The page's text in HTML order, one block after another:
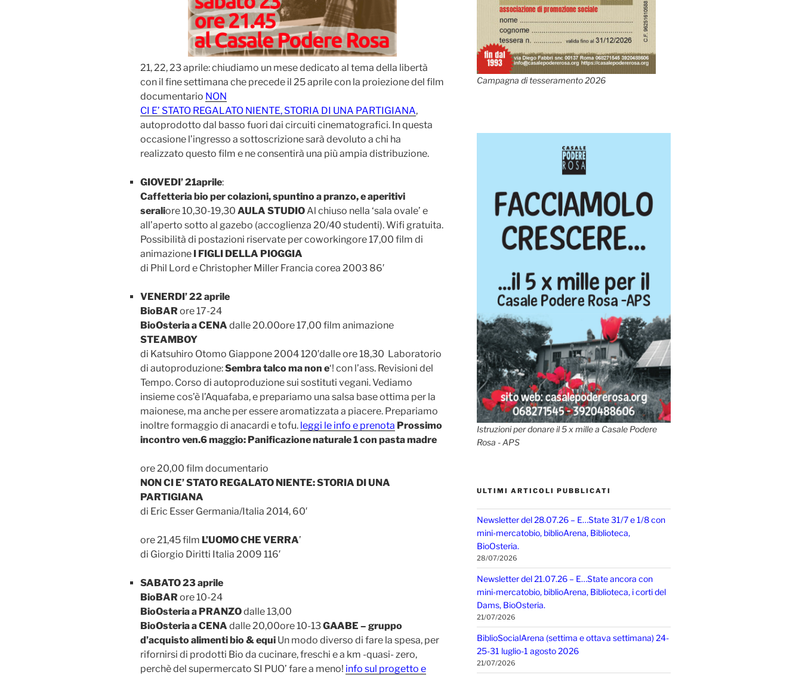
21, 22, 23 aprile: chiudiamo un mese dedicato al tema della libertà
con il fine settimana che precede il 25 aprile con la proiezione del film
documentario NON
CI E’ STATO REGALATO NIENTE, STORIA DI UNA PARTIGIANA,
autoprodotto dal basso fuori dai circuiti cinematografici. In questa
occasione l’ingresso a sottoscrizione sarà devoluto a chi ha
realizzato questo film e ne consentirà una più ampia distribuzione.
GIOVEDI’ 21aprile:
Caffetteria bio per colazioni, spuntino a pranzo, e aperitivi
seraliore 10,30-19,30 AULA STUDIOAl chiuso nella ‘sala ovale’ e
all’aperto sotto al gazebo (accoglienza 20/40 studenti). Wifi gratuita.
Possibilità di postazioni riservate per coworkingore 17,00 film di
animazione I FIGLI DELLA PIOGGIA
di Phil Lord e Christopher Miller Francia corea 2003 86′
VENERDI’ 22 aprile
BioBARore 17-24
BioOsteria a CENA dalle 20.00ore 17,00 film animazione
STEAMBOY
di Katsuhiro Otomo Giappone 2004 120′dalle ore 18,30 Laboratorio
di autoproduzione:Sembra talco ma non e‘! con l’ass. Revisioni del
Tempo. Corso di autoproduzione sui sostituti vegani. Vediamo
insieme cos’è l’Aquafaba, e prepariamo una salsa base ottima per la
maionese, ma anche per essere aromatizzata a piacere. Prepariamo
inoltre formaggio di anacardi e tofu. leggi le info e prenota Prossimo
incontro ven.6 maggio: Panificazione naturale 1 con pasta madre
ore 20,00 film documentario
NON CI E’ STATO REGALATO NIENTE: STORIA DI UNA
PARTIGIANA
di Eric Esser Germania/Italia 2014, 60′
ore 21,45 film L’UOMO CHE VERRA’
di Giorgio Diritti Italia 2009 116′
SABATO 23 aprile
BioBARore 10-24
BioOsteria a PRANZOdalle 13,00
BioOsteria a CENA dalle 20,00ore 10-13GAABE – gruppo
d’acquisto alimenti bio & equi Un modo diverso di fare la spesa, per
rifornirsi di prodotti Bio da cucinare, freschi e a km -quasi- zero,
perchè del supermercato SI PUO’ fare a meno! info sul progetto e
Campagna di tesseramento 2026
Istruzioni per donare il 5 x mille a Casale Podere
Rosa - APS
ULTIMI ARTICOLI PUBBLICATI
Newsletter del 28.07.26 – E…State 31/7 e 1/8 con
mini-mercatobio, biblioArena, Biblioteca,
BioOsteria.
28/07/2026
Newsletter del 21.07.26 – E…State ancora con
mini-mercatobio, biblioArena, Biblioteca, i corti del
Dams, BioOsteria.
21/07/2026
BiblioSocialArena (settima e ottava settimana) 24-
25-31 luglio-1 agosto 2026
21/07/2026